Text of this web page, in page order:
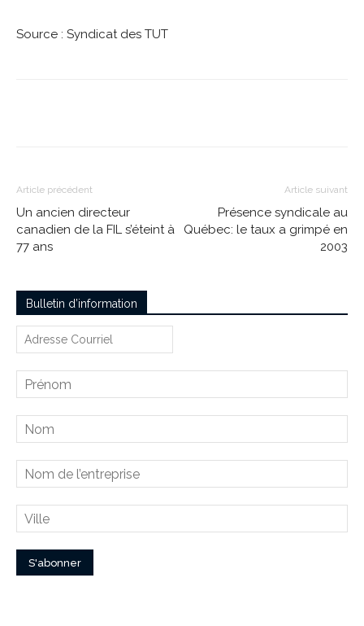
Source : Syndicat des TUT
Article précédent
Un ancien directeur
canadien de la FIL s’éteint à
77 ans
Article suivant
Présence syndicale au
Québec: le taux a grimpé en
2003
Bulletin d’information